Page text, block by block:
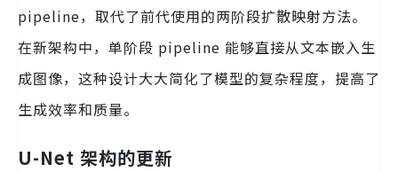
pipeline，取代了前代使用的两阶段扩散映射方法。
在新架构中，单阶段 pipeline 能够直接从文本嵌入生
成图像，这种设计大大简化了模型的复杂程度，提高了
生成效率和质量。
U-Net 架构的更新